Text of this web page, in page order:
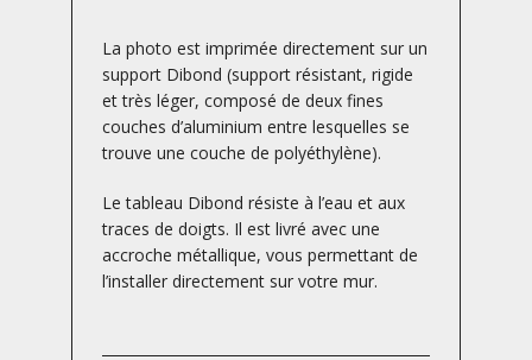
La photo est imprimée directement sur un
support Dibond (support résistant, rigide
et très léger, composé de deux fines
couches d’aluminium entre lesquelles se
trouve une couche de polyéthylène).
Le tableau Dibond résiste à l’eau et aux
traces de doigts. Il est livré avec une
accroche métallique, vous permettant de
l’installer directement sur votre mur.